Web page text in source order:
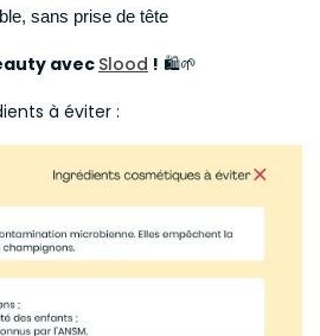
sans prise de tête
avec Slood ! 🛍️🌱
à éviter :